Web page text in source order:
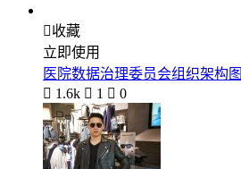
收藏
立即使用
医院数据治理委员会组织架构图
 1.6k  1  0